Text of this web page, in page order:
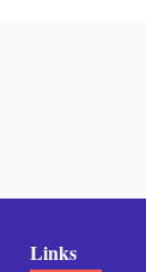
Links